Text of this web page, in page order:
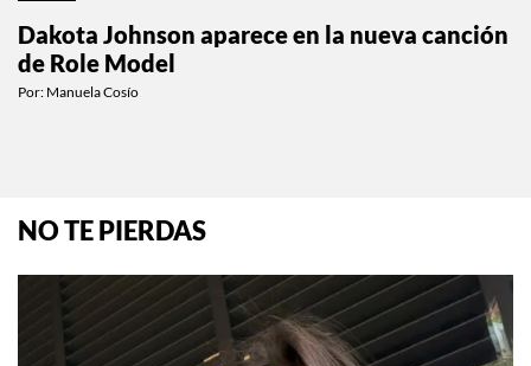
Dakota Johnson aparece en la nueva canción
de Role Model
Por: Manuela Cosío
NO TE PIERDAS